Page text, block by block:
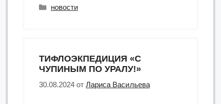
Рубрики
новости
ТИФЛОЭКПЕДИЦИЯ «С
ЧУПИНЫМ ПО УРАЛУ!»
30.08.2024 отЛариса Васильева